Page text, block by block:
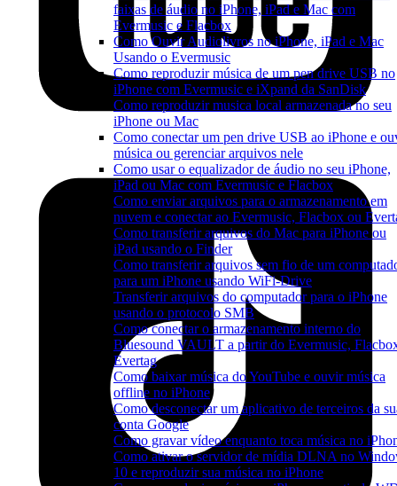
faixas de áudio no iPhone, iPad e Mac com
Evermusic e Flacbox
Como Ouvir Audiolivros no iPhone, iPad e Mac
Usando o Evermusic
Como reproduzir música de um pen drive USB no
iPhone com Evermusic e iXpand da SanDisk
Como reproduzir musica local armazenada no seu
iPhone ou Mac
Como conectar um pen drive USB ao iPhone e
música ou gerenciar arquivos nele
Como usar o equalizador de áudio no seu iPhone,
iPad ou Mac com Evermusic e Flacbox
Como enviar arquivos para o armazenamento em
nuvem e conectar ao Evermusic, Flacbox ou
Como transferir arquivos do Mac para iPhone ou
iPad usando o Finder
Como transferir arquivos sem fio de um
para um iPhone usando WiFi-Drive
Transferir arquivos do computador para o iPhone
usando o protocolo SMB
Como conectar o armazenamento interno do
Bluesound VAULT a partir do Evermusic,
Evertag
Como baixar música do YouTube e ouvir música
offline no iPhone
Como desconectar um aplicativo de terceiros da
conta Google
Como gravar vídeo enquanto toca música no
Como ativar o servidor de mídia DLNA no
10 e reproduzir sua música no iPhone